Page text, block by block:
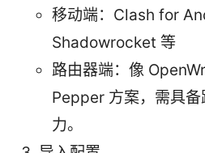
移动端：Clash for
Shadowrocket 等
路由器端：像
Pepper 方案，需具
力。